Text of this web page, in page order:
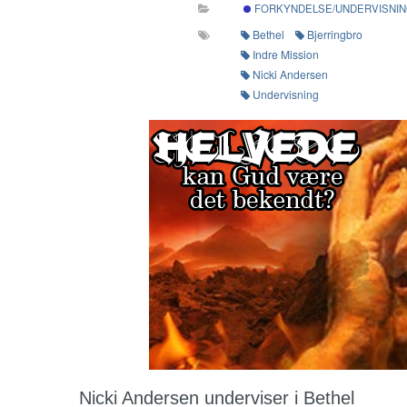
FORKYNDELSE/
Bethel
Bjerringbro
Indre Mission
Nicki Andersen
Undervisning
Nicki Andersen underviser i Bethel